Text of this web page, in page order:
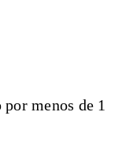
menos de 1